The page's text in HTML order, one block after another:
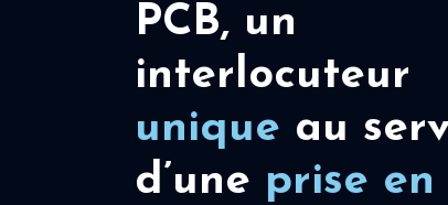
PCB, un
interlocuteur
unique au
d’une prise en